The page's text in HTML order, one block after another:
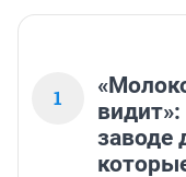
1
заводе